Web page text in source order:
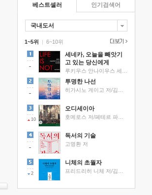
베스트셀러
국내도서
1~5위 |
세네카, 오늘을 빼앗기
고 있는 당신에게
투명한 나선
10
오디세이아
독서의 기술
고명환 저
2
니체의 초월자
6~10위
인기검색어